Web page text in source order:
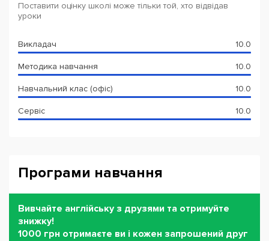
Поставити оцінку школі може тільки той, хто відвідав
уроки
Викладач 10.0
Методика навчання 10.0
Навчальний клас (офіс) 10.0
Сервіс 10.0
Програми навчання
Вивчайте англійську з друзями та отримуйте
знижку!
1000 грн отримаєте ви і кожен запрошений друг